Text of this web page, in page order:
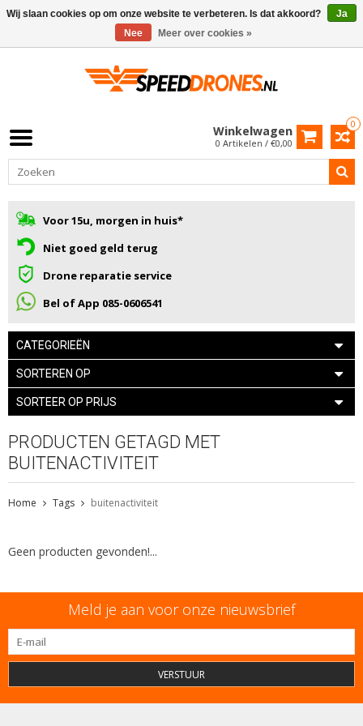
0
Winkelwagen
0 Artikelen / €0,00
Voor 15u, morgen in huis*
Niet goed geld terug
Drone reparatie service
Bel of App 085-0606541
CATEGORIEËN
SORTEREN OP
SORTEER OP PRIJS
PRODUCTEN GETAGD MET
BUITENACTIVITEIT
Home Tags buitenactiviteit
Geen producten gevonden!...
Meld je aan voor onze nieuwsbrief
VERSTUUR
Wij slaan cookies op om onze website te verbeteren. Is dat akkoord?
Ja
Nee
Meer over cookies »